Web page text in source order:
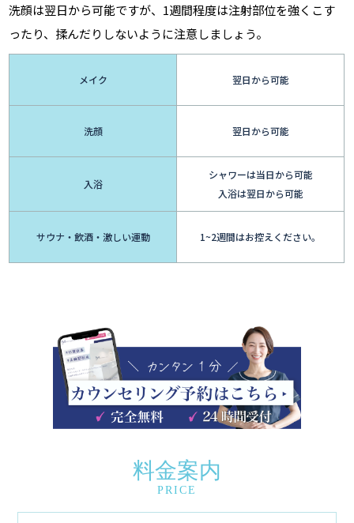
洗顔は翌日から可能ですが、1週間程度は注射部位を強くこす
ったり、揉んだりしないように注意しましょう。
メイク 翌日から可能
洗顔 翌日から可能
入浴
シャワーは当日から可能
入浴は翌日から可能
サウナ・飲酒・激しい運動 1~2週間はお控えください。
料金案内
PRICE